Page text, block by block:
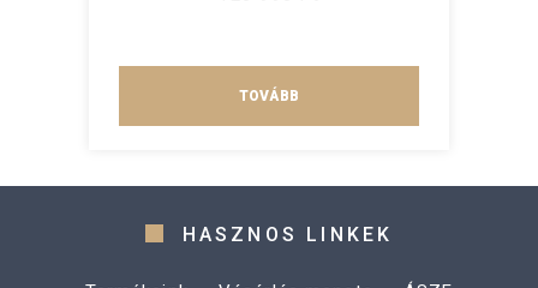
TOVÁBB
HASZNOS LINKEK